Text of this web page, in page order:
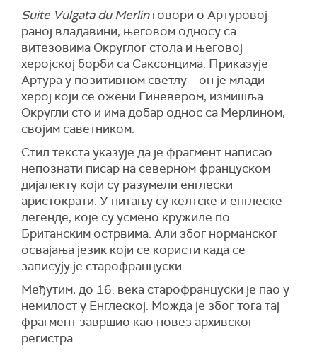
Suite Vulgata du Merlinговори о Артуровој
раној владавини, његовом односу са
витезовима Округлог стола и његовој
херојској борби са Саксонцима. Приказује
Артура у позитивном светлу – он је млади
херој који се ожени Гиневером, измишља
Округли сто и има добар однос са Мерлином,
својим саветником.
Стил текста указује да је фрагмент написао
непознати писар на северном француском
дијалекту који су разумели енглески
аристократи. У питању су келтске и енглеске
легенде, које су усмено кружиле по
Британским острвима. Али због норманског
освајања језик који се користи када се
записују је старофранцуски.
Међутим, до 16. века старофранцуски је пао у
немилост у Енглеској. Можда је због тога тај
фрагмент завршио као повез архивског
регистра.